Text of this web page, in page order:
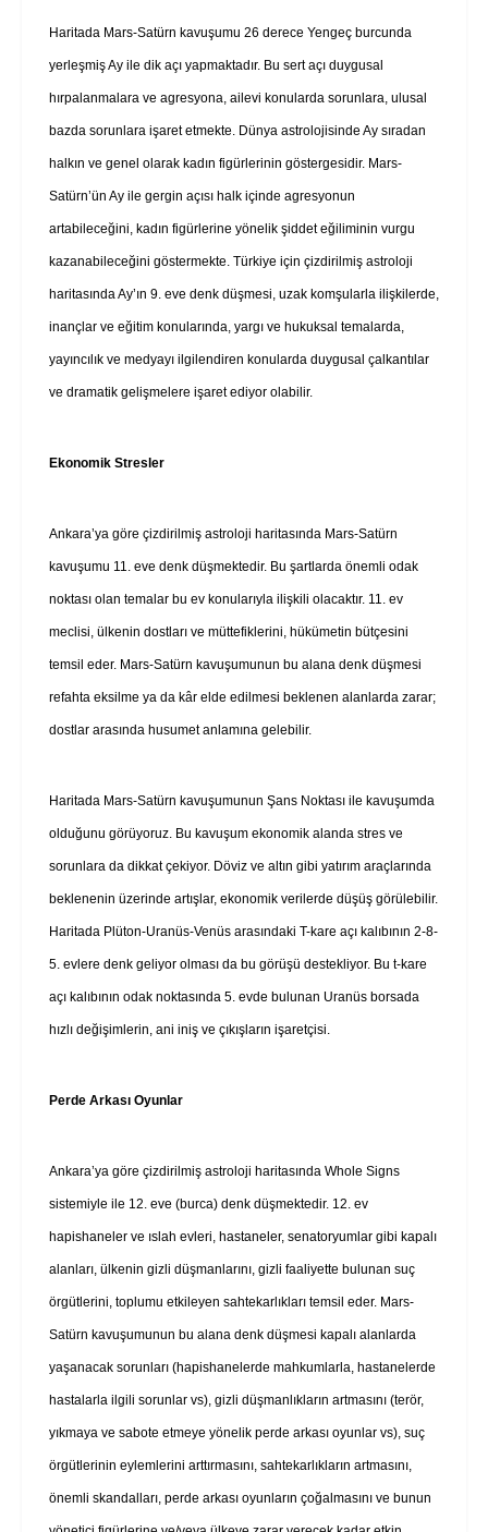
Haritada Mars-Satürn kavuşumu 26 derece Yengeç burcunda
yerleşmiş Ay ile dik açı yapmaktadır. Bu sert açı duygusal
hırpalanmalara ve agresyona, ailevi konularda sorunlara, ulusal
bazda sorunlara işaret etmekte. Dünya astrolojisinde Ay sıradan
halkın ve genel olarak kadın figürlerinin göstergesidir. Mars-
Satürn’ün Ay ile gergin açısı halk içinde agresyonun
artabileceğini, kadın figürlerine yönelik şiddet eğiliminin vurgu
kazanabileceğini göstermekte. Türkiye için çizdirilmiş astroloji
haritasında Ay’ın 9. eve denk düşmesi, uzak komşularla ilişkilerde,
inançlar ve eğitim konularında, yargı ve hukuksal temalarda,
yayıncılık ve medyayı ilgilendiren konularda duygusal çalkantılar
ve dramatik gelişmelere işaret ediyor olabilir.
Ekonomik Stresler
Ankara’ya göre çizdirilmiş astroloji haritasında Mars-Satürn
kavuşumu 11. eve denk düşmektedir. Bu şartlarda önemli odak
noktası olan temalar bu ev konularıyla ilişkili olacaktır. 11. ev
meclisi, ülkenin dostları ve müttefiklerini, hükümetin bütçesini
temsil eder. Mars-Satürn kavuşumunun bu alana denk düşmesi
refahta eksilme ya da kâr elde edilmesi beklenen alanlarda zarar;
dostlar arasında husumet anlamına gelebilir.
Haritada Mars-Satürn kavuşumunun Şans Noktası ile kavuşumda
olduğunu görüyoruz. Bu kavuşum ekonomik alanda stres ve
sorunlara da dikkat çekiyor. Döviz ve altın gibi yatırım araçlarında
beklenenin üzerinde artışlar, ekonomik verilerde düşüş görülebilir.
Haritada Plüton-Uranüs-Venüs arasındaki T-kare açı kalıbının 2-8-
5. evlere denk geliyor olması da bu görüşü destekliyor. Bu t-kare
açı kalıbının odak noktasında 5. evde bulunan Uranüs borsada
hızlı değişimlerin, ani iniş ve çıkışların işaretçisi.
Perde Arkası Oyunlar
Ankara’ya göre çizdirilmiş astroloji haritasında Whole Signs
sistemiyle ile 12. eve (burca) denk düşmektedir. 12. ev
hapishaneler ve ıslah evleri, hastaneler, senatoryumlar gibi kapalı
alanları, ülkenin gizli düşmanlarını, gizli faaliyette bulunan suç
örgütlerini, toplumu etkileyen sahtekarlıkları temsil eder. Mars-
Satürn kavuşumunun bu alana denk düşmesi kapalı alanlarda
yaşanacak sorunları (hapishanelerde mahkumlarla, hastanelerde
hastalarla ilgili sorunlar vs), gizli düşmanlıkların artmasını (terör,
yıkmaya ve sabote etmeye yönelik perde arkası oyunlar vs), suç
örgütlerinin eylemlerini arttırmasını, sahtekarlıkların artmasını,
önemli skandalları, perde arkası oyunların çoğalmasını ve bunun